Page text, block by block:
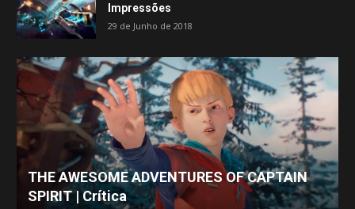
Impressões
29 de Junho de 2018
THE AWESOME ADVENTURES OF CAPTAIN
SPIRIT | Crítica